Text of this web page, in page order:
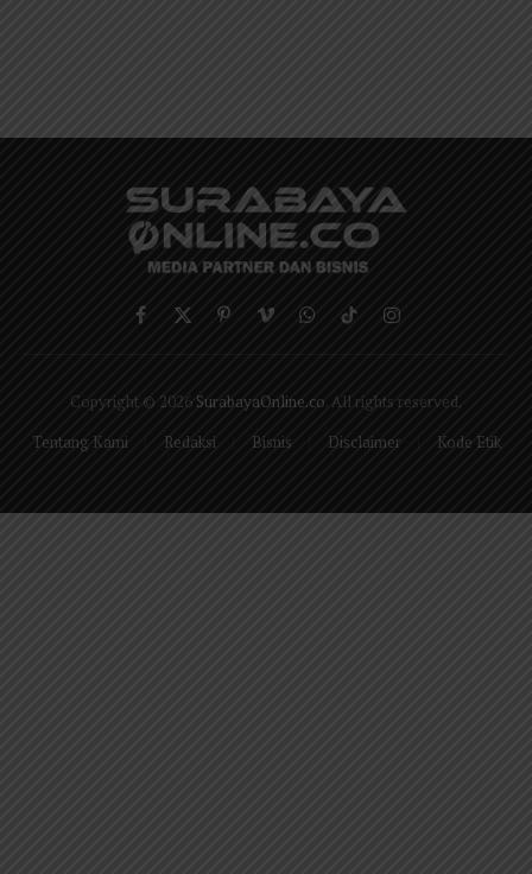
Facebook
X
PinterestVimeoWhatsApp
TikTokInstagram
Copyright © 2026 SurabayaOnline.co. All rights reserved.
Tentang Kami
Redaksi Bisnis Disclaimer Kode Etik